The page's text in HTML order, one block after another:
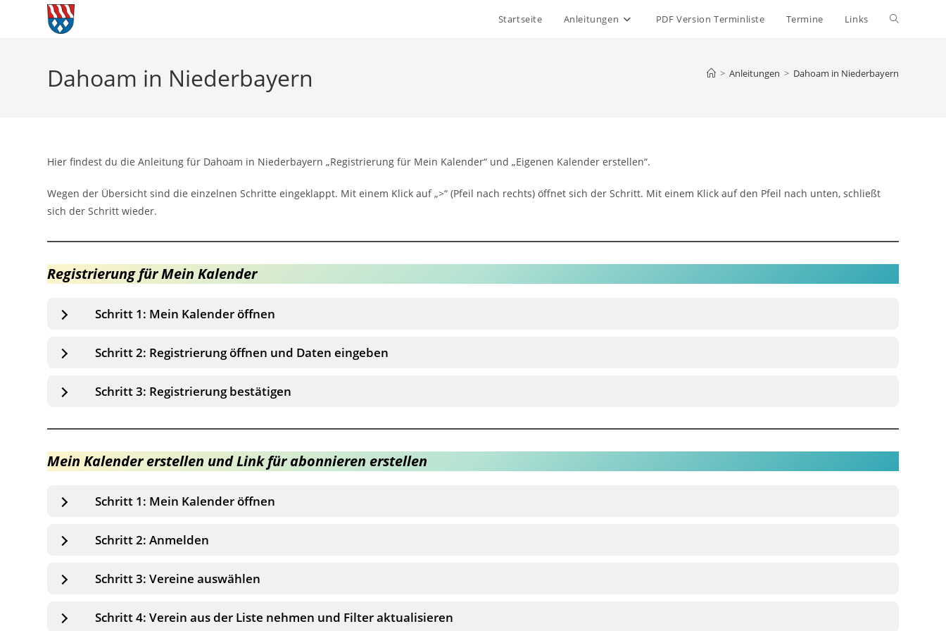
Startseite Anleitungen PDF Version Terminliste Termine Links Website-
Dahoam in Niederbayern > Anleitungen > Dahoam in Niederbayern
Hier findest du die Anleitung für Dahoam in Niederbayern „Registrierung für Mein Kalender“ und „Eigenen Kalender erstellen“.
Wegen der Übersicht sind die einzelnen Schritte eingeklappt. Mit einem Klick auf „>“ (Pfeil nach rechts) öffnet sich der Schritt. Mit einem Klick auf den Pfeil nach unten, schließt
sich der Schritt wieder.
Registrierung für Mein Kalender
Schritt 1: Mein Kalender öffnen
Schritt 2: Registrierung öffnen und Daten eingeben
Schritt 3: Registrierung bestätigen
Mein Kalender erstellen und Link für abonnieren erstellen
Schritt 1: Mein Kalender öffnen
Schritt 2: Anmelden
Schritt 3: Vereine auswählen
Schritt 4: Verein aus der Liste nehmen und Filter aktualisieren